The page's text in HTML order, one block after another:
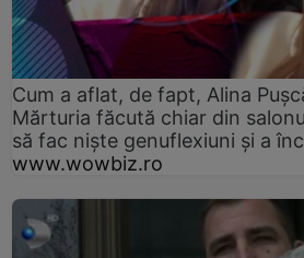
Cum a aflat, de fapt, Alina
Mărturia făcută chiar din
să fac niște genuflexiuni și a
www.wowbiz.ro